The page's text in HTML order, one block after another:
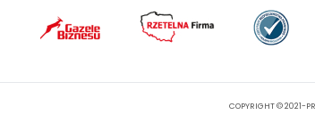
COPYRIGHT © 2021-